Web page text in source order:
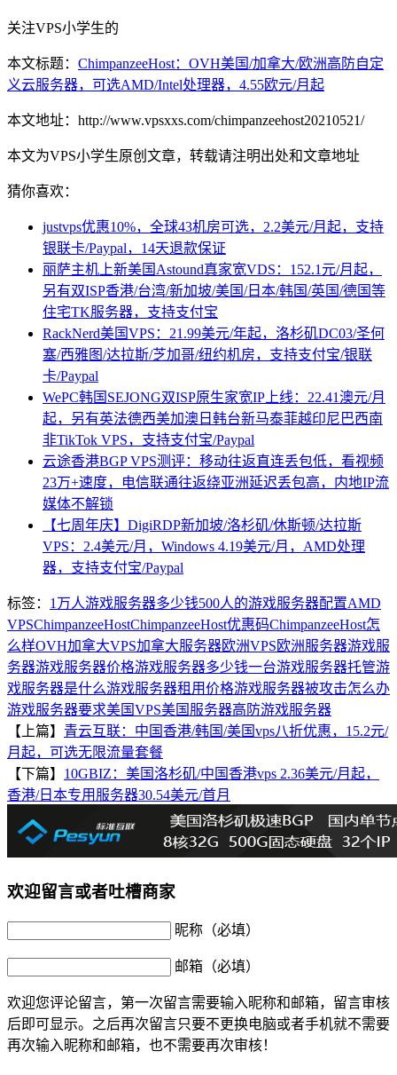
关注VPS小学生的
本文标题： ChimpanzeeHost：OVH美国/加拿大/欧洲高防自定
义云服务器，可选AMD/Intel处理器，4.55欧元/月起
本文地址：http://www.vpsxxs.com/chimpanzeehost20210521/
本文为VPS小学生原创文章，转载请注明出处和文章地址
猜你喜欢：
justvps优惠10%，全球43机房可选，2.2美元/月起，支持
银联卡/Paypal，14天退款保证
丽萨主机上新美国Astound真家宽VDS：152.1元/月起，
另有双ISP香港/台湾/新加坡/美国/日本/韩国/英国/德国等
住宅TK服务器，支持支付宝
RackNerd美国VPS：21.99美元/年起，洛杉矶DC03/圣何
塞/西雅图/达拉斯/芝加哥/纽约机房，支持支付宝/银联
卡/Paypal
WePC韩国SEJONG双ISP原生家宽IP上线：22.41澳元/月
起，另有英法德西美加澳日韩台新马泰菲越印尼巴西南
非TikTok VPS，支持支付宝/Paypal
云途香港BGP VPS测评：移动往返直连丢包低，看视频
23万+速度，电信联通往返绕亚洲延迟丢包高，内地IP流
媒体不解锁
【七周年庆】DigiRDP新加坡/洛杉矶/休斯顿/达拉斯
VPS：2.4美元/月，Windows 4.19美元/月，AMD处理
器，支持支付宝/Paypal
标签： 1万人游戏服务器多少钱500人的游戏服务器配置AMD
VPSChimpanzeeHostChimpanzeeHost优惠码ChimpanzeeHost怎
么样OVH加拿大VPS加拿大服务器欧洲VPS欧洲服务器游戏服
务器游戏服务器价格游戏服务器多少钱一台游戏服务器托管游
戏服务器是什么游戏服务器租用价格游戏服务器被攻击怎么办
游戏服务器要求美国VPS美国服务器高防游戏服务器
【上篇】 青云互联：中国香港/韩国/美国vps八折优惠，15.2元/
月起，可选无限流量套餐
【下篇】 10GBIZ：美国洛杉矶/中国香港vps 2.36美元/月起，
香港/日本专用服务器30.54美元/首月
欢迎留言或者吐槽商家
昵称（必填）
邮箱（必填）
欢迎您评论留言，第一次留言需要输入昵称和邮箱，留言审核
后即可显示。之后再次留言只要不更换电脑或者手机就不需要
再次输入昵称和邮箱，也不需要再次审核！